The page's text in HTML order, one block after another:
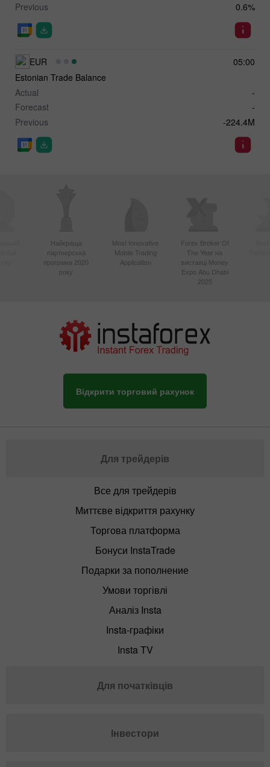
Previous
0.6%
05:00
EUR
Estonian Trade Balance
Actual
-
Forecast
-
Previous
-224.4M
Найкраща
партнерська
програма 2020
року
Most Innovative
Mobile Trading
Application
Forex Broker Of
The Year на
виставці Money
Expo Abu Dhabi
2025
Відкрити торговий рахунок
Для трейдерів
Все для трейдерів
Миттєве відкриття рахунку
Торгова платформа
Бонуси InstaTrade
Подарки за пополнение
Умови торгівлі
Аналіз Insta
Insta-графіки
Insta TV
Для початківців
Інвестори